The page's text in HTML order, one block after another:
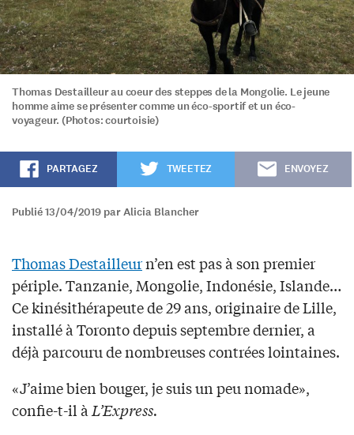
Thomas Destailleur au coeur des steppes de la Mongolie. Le jeune
homme aime se présenter comme un éco-sportif et un éco-
voyageur. (Photos: courtoisie)
PARTAGEZ TWEETEZ ENVOYEZ
Publié 13/04/2019 par Alicia Blancher
Thomas Destailleurn’en est pas à son premier
périple. Tanzanie, Mongolie, Indonésie, Islande…
Ce kinésithérapeute de 29 ans, originaire de Lille,
installé à Toronto depuis septembre dernier, a
déjà parcouru de nombreuses contrées lointaines.
«J’aime bien bouger, je suis un peu nomade»,
confie-t-il àL’Express.